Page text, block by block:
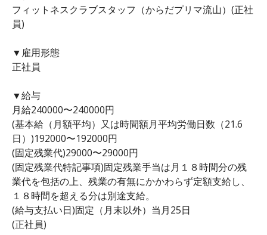
フィットネスクラブスタッフ（からだプリマ流山）(正社
員)
▼雇用形態
正社員
▼給与
月給240000〜240000円
(基本給（月額平均）又は時間額月平均労働日数（21.6
日）)192000〜192000円
(固定残業代)29000〜29000円
(固定残業代特記事項)固定残業手当は月１８時間分の残
業代を包括の上、残業の有無にかかわらず定額支給し、
１８時間を超える分は別途支給。
(給与支払い日)固定（月末以外）当月25日
(正社員)